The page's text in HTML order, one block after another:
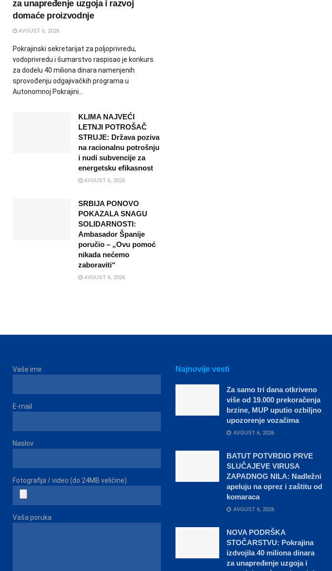
za unapređenje uzgoja i razvoj
domaće proizvodnje
AVGUST 6, 2026
Pokrajinski sekretarijat za poljoprivredu,
vodoprivredu i šumarstvo raspisao je konkurs
za dodelu 40 miliona dinara namenjenih
sprovođenju odgajivačkih programa u
Autonomnoj Pokrajini...
KLIMA NAJVEĆI
LETNJI POTROŠAČ
STRUJE: Država poziva
na racionalnu potrošnju
i nudi subvencije za
energetsku efikasnost
AVGUST 6, 2026
SRBIJA PONOVO
POKAZALA SNAGU
SOLIDARNOSTI:
Ambasador Španije
poručio – „Ovu pomoć
nikada nećemo
zaboraviti“
AVGUST 6, 2026
Vaše ime
E-mail
Naslov
Fotografija / video (do 24MB veličine)
Vaša poruka
Najnovije vesti
Za samo tri dana otkriveno
više od 19.000 prekoračenja
brzine, MUP uputio ozbiljno
upozorenje vozačima
AVGUST 6, 2026
BATUT POTVRDIO PRVE
SLUČAJEVE VIRUSA
ZAPADNOG NILA: Nadležni
apeluju na oprez i zaštitu od
komaraca
AVGUST 6, 2026
NOVA PODRŠKA
STOČARSTVU: Pokrajina
izdvojila 40 miliona dinara
za unapređenje uzgoja i